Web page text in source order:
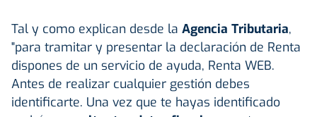
Tal y como explican desde la Agencia Tributaria,
"para tramitar y presentar la declaración de Renta
dispones de un servicio de ayuda, Renta WEB.
Antes de realizar cualquier gestión debes
identificarte. Una vez que te hayas identificado